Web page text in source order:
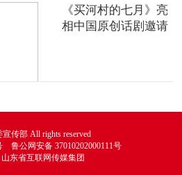
《买河村的七月》亮
相中国原创话剧邀请
传部 All rights reserved
鲁公网安备 37010202000111号
山东省互联网传媒集团